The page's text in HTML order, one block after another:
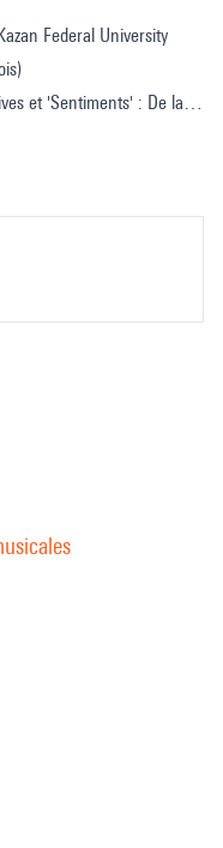
Federal University
et 'Sentiments' : De la